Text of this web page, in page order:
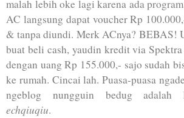
malah lebih oke lagi karena ada
AC langsung dapat voucher Rp
& tanpa diundi. Merk ACnya? BEBAS!
buat beli cash, yaudin kredit via
dengan uang Rp 155.000,- sajo sudah
ke rumah. Cincai lah. Puasa-puasa
ngeblog nungguin bedug adalah
echqiuqiu.